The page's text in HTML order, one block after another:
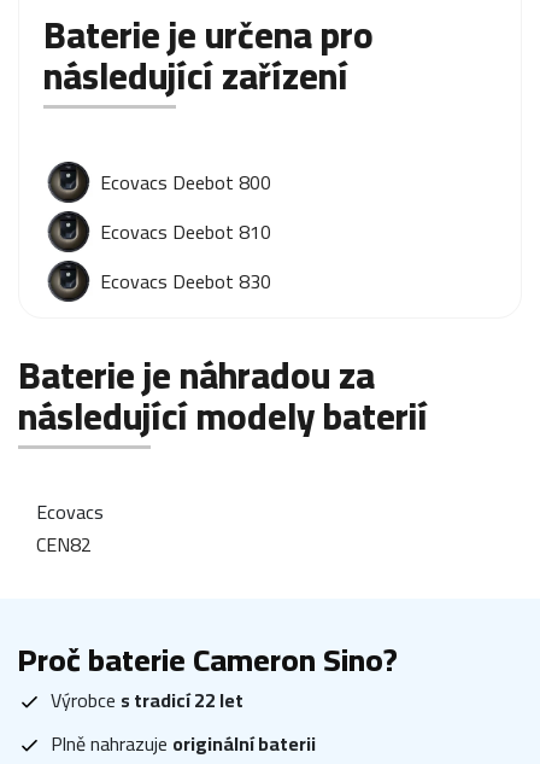
Baterie je určena pro
následující zařízení
Ecovacs Deebot 800
Ecovacs Deebot 810
Ecovacs Deebot 830
Baterie je náhradou za
následující modely baterií
Ecovacs
CEN82
Proč baterie Cameron Sino?
Výrobce s tradicí 22 let
Plně nahrazuje originální baterii